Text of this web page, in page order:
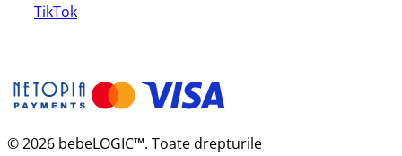
TikTok
© 2026 bebeLOGIC™. Toate drepturile